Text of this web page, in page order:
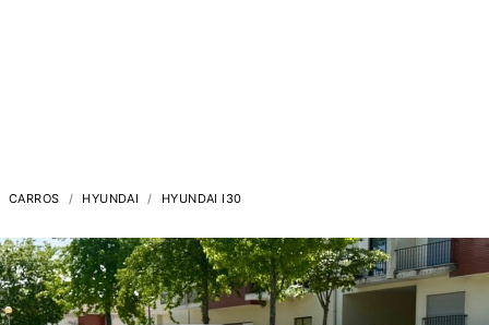
CARROS HYUNDAI HYUNDAI I30